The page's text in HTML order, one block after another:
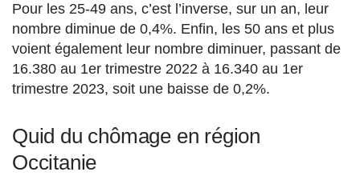
Pour les 25-49 ans, c’est l’inverse, sur un an, leur
nombre diminue de 0,4%. Enfin, les 50 ans et plus
voient également leur nombre diminuer, passant de
16.380 au 1er trimestre 2022 à 16.340 au 1er
trimestre 2023, soit une baisse de 0,2%.
Quid du chômage en région
Occitanie